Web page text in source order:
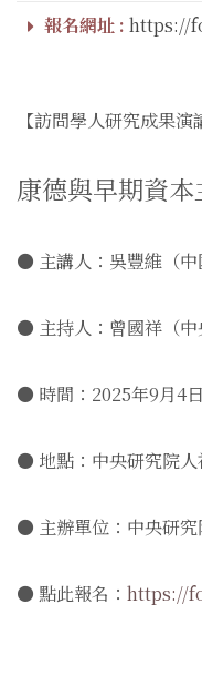
報名網址 : https://
【訪問學人研究成果演
康德與早期資本
● 主講人：吳豐維（中
● 主持人：曾國祥（中
● 時間：2025年9月4
● 地點：中央研究院人
● 主辦單位：中央研
● 點此報名： https://